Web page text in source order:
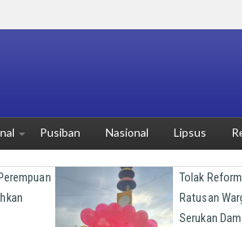
Pusiban Nasional Lipsus
Tolak
Ratusan
Serukan